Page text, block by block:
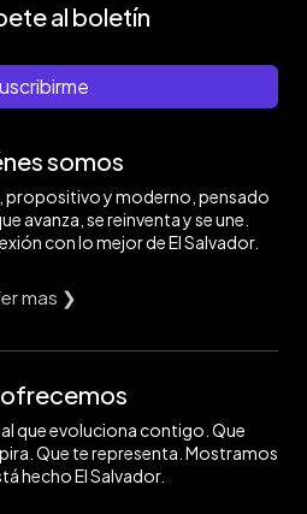
al boletín
somos
propositivo y moderno, pensado
avanza, se reinventa y se une.
con lo mejor de El Salvador.
mas ❯
que evoluciona contigo. Que
Que te representa. Mostramos
hecho El Salvador.